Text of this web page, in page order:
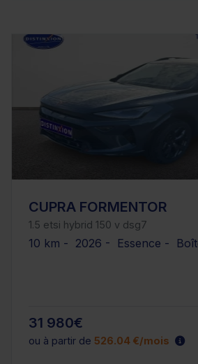
CUPRA FORMENTOR
1.5 etsi hybrid 150 v dsg7
10 km - 2026 - Essence -
31 980€
ou à partir de 526.04 €/mois